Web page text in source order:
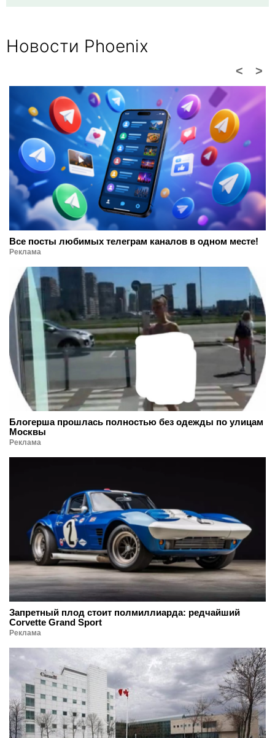
Новости Phoenix
>
<
Все посты любимых телеграм каналов в одном месте!
Реклама
Блогерша прошлась полностью без одежды по улицам
Москвы
Реклама
Запретный плод стоит полмиллиарда: редчайший
Corvette Grand Sport
Реклама